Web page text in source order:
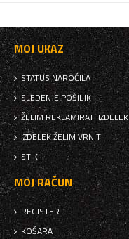
MOJ UKAZ
STATUS NAROČILA
SLEDENJE POŠILJK
ŽELIM REKLAMIRATI IZDELEK
IZDELEK ŽELIM VRNITI
STIK
MOJ RAČUN
REGISTER
KOŠARA